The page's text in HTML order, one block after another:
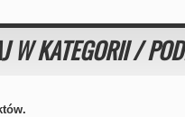
W KATEGORII /